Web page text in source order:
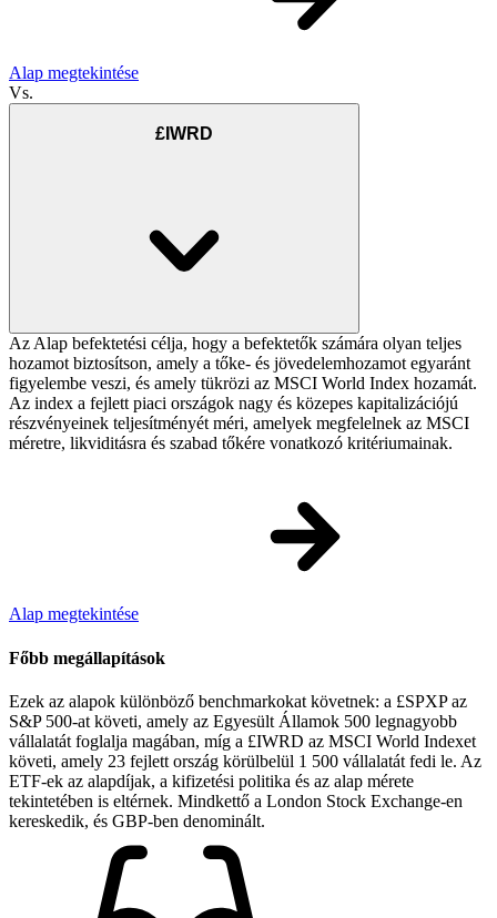
Alap megtekintése
Vs.
£IWRD
Az Alap befektetési célja, hogy a befektetők számára olyan teljes
hozamot biztosítson, amely a tőke- és jövedelemhozamot egyaránt
figyelembe veszi, és amely tükrözi az MSCI World Index hozamát.
Az index a fejlett piaci országok nagy és közepes kapitalizációjú
részvényeinek teljesítményét méri, amelyek megfelelnek az MSCI
méretre, likviditásra és szabad tőkére vonatkozó kritériumainak.
Alap megtekintése
Főbb megállapítások
Ezek az alapok különböző benchmarkokat követnek: a £SPXP az
S&P 500-at követi, amely az Egyesült Államok 500 legnagyobb
vállalatát foglalja magában, míg a £IWRD az MSCI World Indexet
követi, amely 23 fejlett ország körülbelül 1 500 vállalatát fedi le. Az
ETF-ek az alapdíjak, a kifizetési politika és az alap mérete
tekintetében is eltérnek. Mindkettő a London Stock Exchange-en
kereskedik, és GBP-ben denominált.